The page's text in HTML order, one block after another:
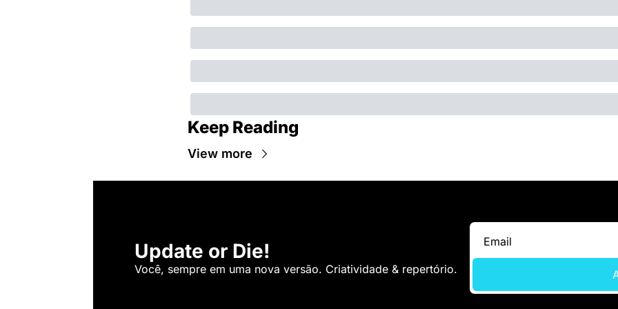
Keep Reading
View more
Update or Die!
Você, sempre em uma nova versão. Criatividade & repertório.